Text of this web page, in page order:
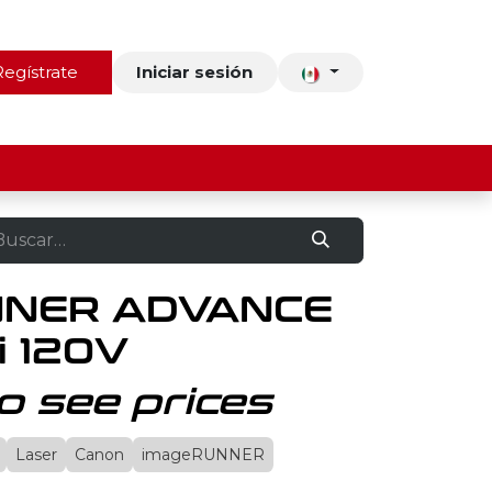
Contacto Iniciar sesión
ADVANCE
120V
see prices
Laser Canon imageRUNNER